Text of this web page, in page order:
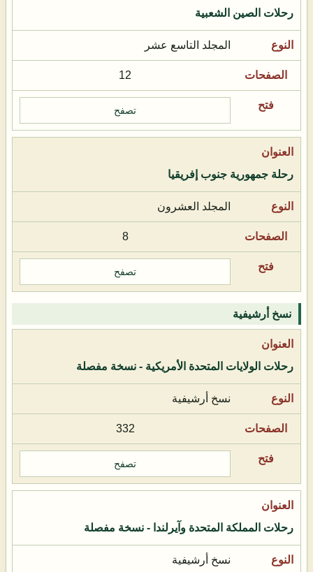
رحلات الصين الشعبية
المجلد التاسع عشر
12
تصفح
رحلة جمهورية جنوب إفريقيا
المجلد العشرون
8
تصفح
نسخ أرشيفية
رحلات الولايات المتحدة الأمريكية - نسخة مفصلة
نسخ أرشيفية
332
تصفح
رحلات المملكة المتحدة وآيرلندا - نسخة مفصلة
نسخ أرشيفية